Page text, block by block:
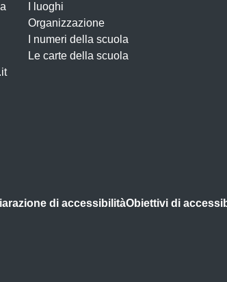
I luoghi
Organizzazione
I numeri della scuola
Le carte della scuola
di accessibilitàObiettivi di